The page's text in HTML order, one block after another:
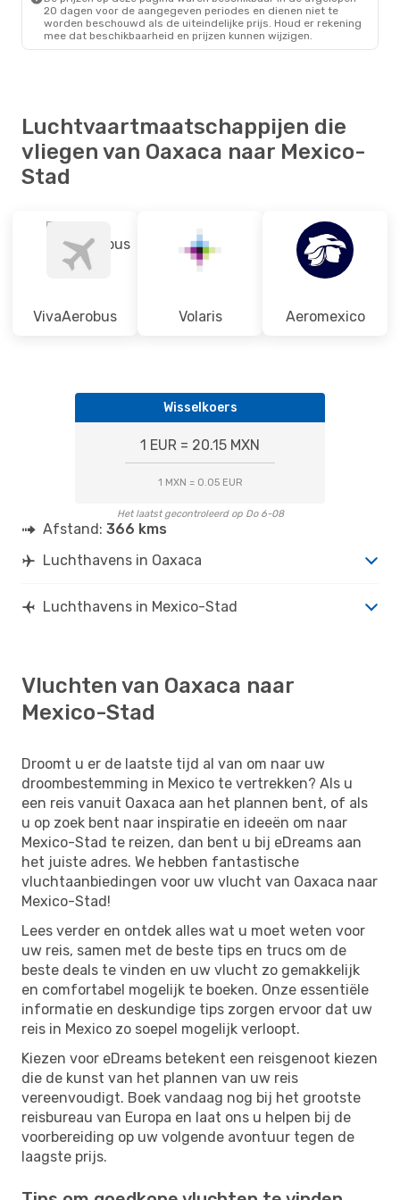
20 dagen voor de aangegeven periodes en dienen niet te
worden beschouwd als de uiteindelijke prijs. Houd er rekening
mee dat beschikbaarheid en prijzen kunnen wijzigen.
Luchtvaartmaatschappijen die
vliegen van Oaxaca naar Mexico-
Stad
VivaAerobus Volaris Aeromexico
Wisselkoers
1 EUR = 20.15 MXN
1 MXN = 0.05 EUR
Het laatst gecontroleerd op Do 6-08
Afstand: 366 kms
Luchthavens in Oaxaca
Luchthavens in Mexico-Stad
Vluchten van Oaxaca naar
Mexico-Stad
Droomt u er de laatste tijd al van om naar uw
droombestemming in Mexico te vertrekken? Als u
een reis vanuit Oaxaca aan het plannen bent, of als
u op zoek bent naar inspiratie en ideeën om naar
Mexico-Stad te reizen, dan bent u bij eDreams aan
het juiste adres. We hebben fantastische
vluchtaanbiedingen voor uw vlucht van Oaxaca naar
Mexico-Stad!
Lees verder en ontdek alles wat u moet weten voor
uw reis, samen met de beste tips en trucs om de
beste deals te vinden en uw vlucht zo gemakkelijk
en comfortabel mogelijk te boeken. Onze essentiële
informatie en deskundige tips zorgen ervoor dat uw
reis in Mexico zo soepel mogelijk verloopt.
Kiezen voor eDreams betekent een reisgenoot kiezen
die de kunst van het plannen van uw reis
vereenvoudigt. Boek vandaag nog bij het grootste
reisbureau van Europa en laat ons u helpen bij de
voorbereiding op uw volgende avontuur tegen de
laagste prijs.